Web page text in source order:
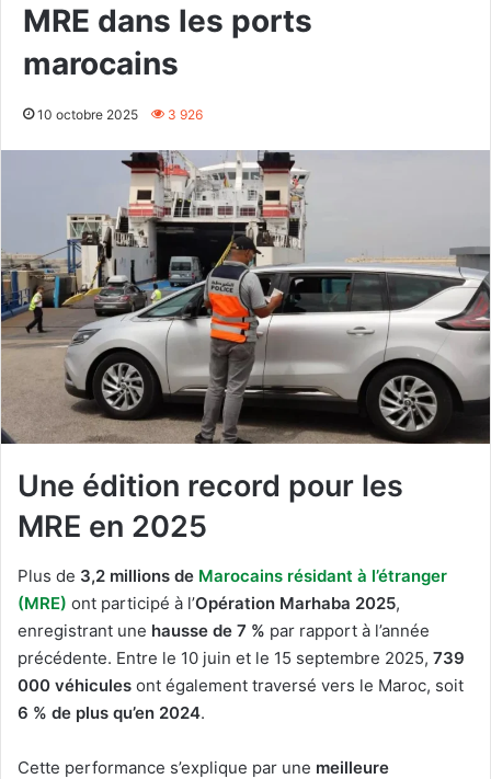
MRE dans les ports
marocains
10 octobre 2025 3 926
Une édition record pour les
MRE en 2025
Plus de 3,2 millions de Marocains résidant à l’étranger
(MRE) ont participé à l’Opération Marhaba 2025,
enregistrant une hausse de 7 % par rapport à l’année
précédente. Entre le 10 juin et le 15 septembre 2025, 739
000 véhicules ont également traversé vers le Maroc, soit
6 % de plus qu’en 2024.
Cette performance s’explique par une meilleure